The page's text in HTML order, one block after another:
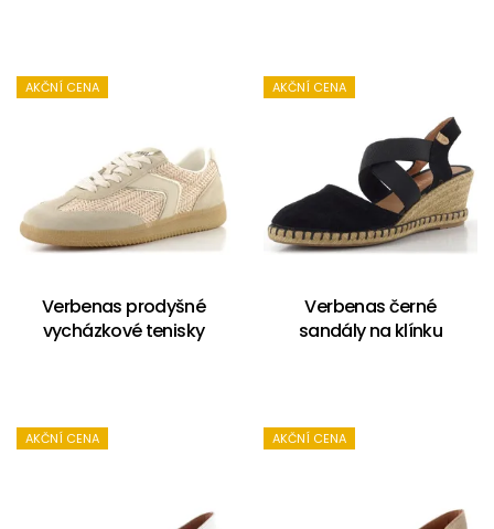
AKČNÍ CENA
Verbenas prodyšné
vycházkové tenisky
AKČNÍ CENA
Verbenas černé
sandály na klínku
AKČNÍ CENA AKČNÍ CENA